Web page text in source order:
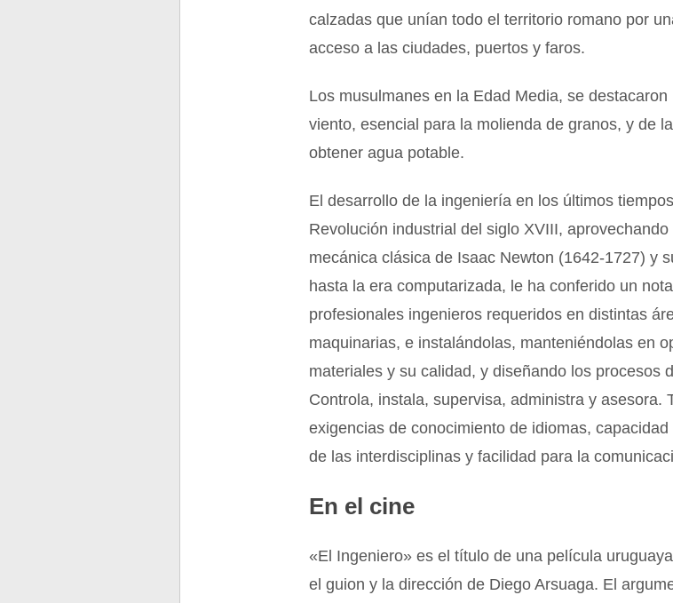
calzadas que unían todo el territorio romano por
acceso a las ciudades, puertos y faros.
Los musulmanes en la Edad Media, se destacaron
viento, esencial para la molienda de granos, y de
obtener agua potable.
El desarrollo de la ingeniería en los últimos
Revolución industrial del siglo XVIII,
mecánica clásica de Isaac Newton (1642-1727) y
hasta la era computarizada, le ha conferido un
profesionales ingenieros requeridos en distintas
maquinarias, e instalándolas, manteniéndolas en
materiales y su calidad, y diseñando los procesos
Controla, instala, supervisa, administra y asesora.
exigencias de conocimiento de idiomas,
de las interdisciplinas y facilidad para la
En el cine
«El Ingeniero» es el título de una película
el guion y la dirección de Diego Arsuaga. El